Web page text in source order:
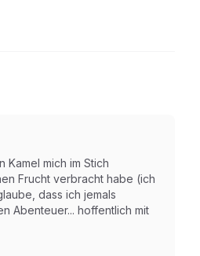
mich im Stich
Frucht verbracht habe (ich
dass ich jemals
Abenteuer... hoffentlich mit